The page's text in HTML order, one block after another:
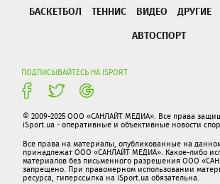
БАСКЕТБОЛ
ТЕННИС ВИДЕО ДРУГИЕ
АВТОСПОРТ
ПОДПИСЫВАЙТЕСЬ НА ISPORT
© 2009-2025 ООО «САНЛАЙТ МЕДИА». Все права
iSport.ua - оперативные и объективные новости
Все права на материалы, опубликованные на
принадлежат ООО «САНЛАЙТ МЕДИА». Какое-либо
материалов без письменного разрешения ООО
запрещено. При правомерном использовании
ресурса, гиперссылка на iSport.ua обязательна.